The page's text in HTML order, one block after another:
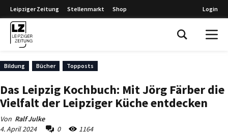
Leipziger Zeitung Stellenmarkt Shop Login
Bildung Bücher Topposts
Das Leipzig Kochbuch: Mit Jörg Färber die
Vielfalt der Leipziger Küche entdecken
Von Ralf Julke
4. April 2024
0 1164